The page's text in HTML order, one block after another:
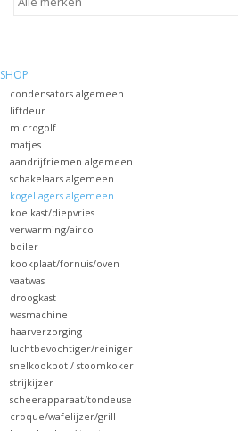
SHOP
condensators algemeen
liftdeur
microgolf
matjes
aandrijfriemen algemeen
schakelaars algemeen
kogellagers algemeen
koelkast/diepvries
verwarming/airco
boiler
kookplaat/fornuis/oven
vaatwas
droogkast
wasmachine
haarverzorging
luchtbevochtiger/reiniger
snelkookpot / stoomkoker
strijkijzer
scheerapparaat/tondeuse
croque/wafelijzer/grill